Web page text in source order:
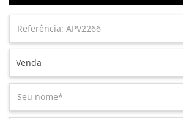
Venda